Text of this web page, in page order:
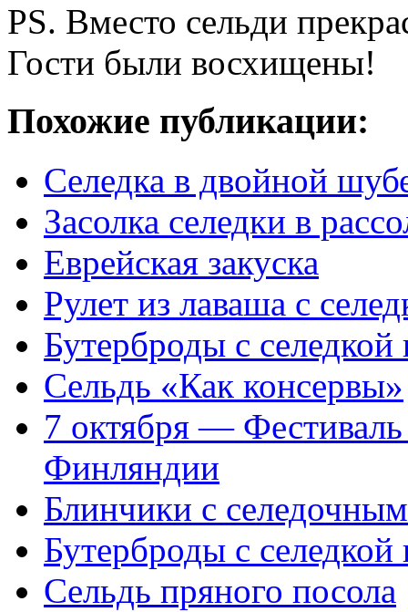
PS. Вместо сельди
Гости были восхищены!
Похожие публикации:
Селедка в двойной
Засолка селедки в
Еврейская закуска
Рулет из лаваша с
Бутерброды с
Сельдь «Как консервы»
7 октября — Фестиваль
Финляндии
Блинчики с
Бутерброды с
Сельдь пряного посола